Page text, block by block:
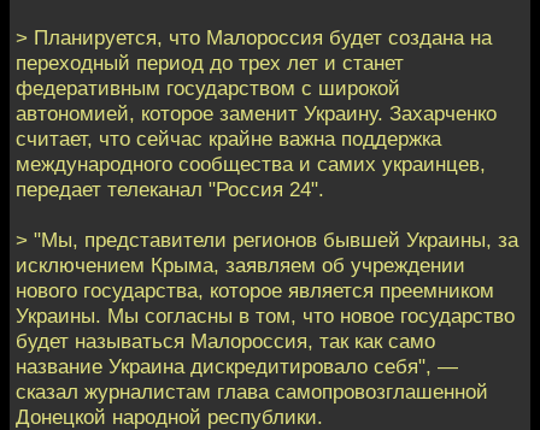
> Планируется, что Малороссия будет создана на
переходный период до трех лет и станет
федеративным государством с широкой
автономией, которое заменит Украину. Захарченко
считает, что сейчас крайне важна поддержка
международного сообщества и самих украинцев,
передает телеканал "Россия 24".
> "Мы, представители регионов бывшей Украины, за
исключением Крыма, заявляем об учреждении
нового государства, которое является преемником
Украины. Мы согласны в том, что новое государство
будет называться Малороссия, так как само
название Украина дискредитировало себя", —
сказал журналистам глава самопровозглашенной
Донецкой народной республики.